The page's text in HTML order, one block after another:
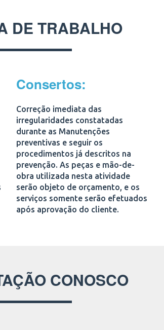
DE TRABALHO
Consertos:
Correção imediata das
irregularidades constatadas
durante as Manutenções
preventivas e seguir os
procedimentos já descritos na
prevenção. As peças e mão-de-
obra utilizada nesta atividade
serão objeto de orçamento, e os
serviços somente serão efetuados
após aprovação do cliente.
CONOSCO